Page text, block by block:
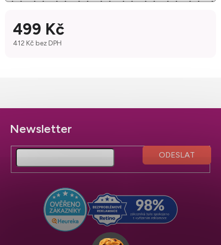
499 Kč
412 Kč bez DPH
Z
á
a